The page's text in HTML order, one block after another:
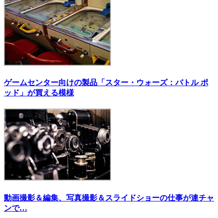
ゲームセンター向けの製品「スター・ウォーズ：バトル ポ
ッド」が買える模様
動画撮影＆編集、写真撮影＆スライドショーの仕事が連チャ
ンで…